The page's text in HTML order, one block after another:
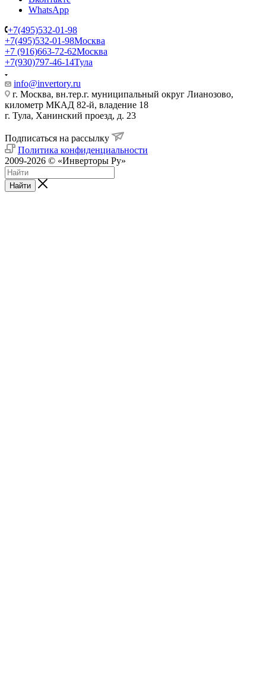
WhatsApp
+7(495)532-01-98
+7(495)532-01-98Москва
+7 (916)663-72-62Москва
+7(930)797-46-14Тула
info@invertory.ru
г. Москва, вн.тер.г. муниципальный округ Лианозово,
километр МКАД 82-й, владение 18
г. Тула, Ханинский проезд, д. 23
Подписаться на рассылку
Политика конфиденциальности
2009-2026 © «Инверторы Ру»
Найти